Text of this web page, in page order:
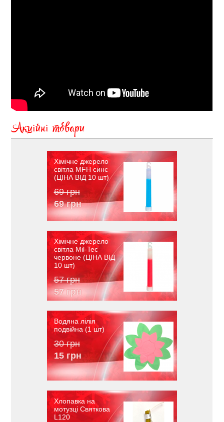
Акційні товари
Хімічне джерело
світла MFH синє
(ЦІНА ВІД 10 шт)
69 грн
69 грн
Хімічне джерело
світла Mil-Tec
червоне (ЦІНА ВІД
10 шт)
57 грн
57 грн
Водяна лілія
подвійна (1 шт)
30 грн
15 грн
Хлопавка на
мотузці Святкова
L120